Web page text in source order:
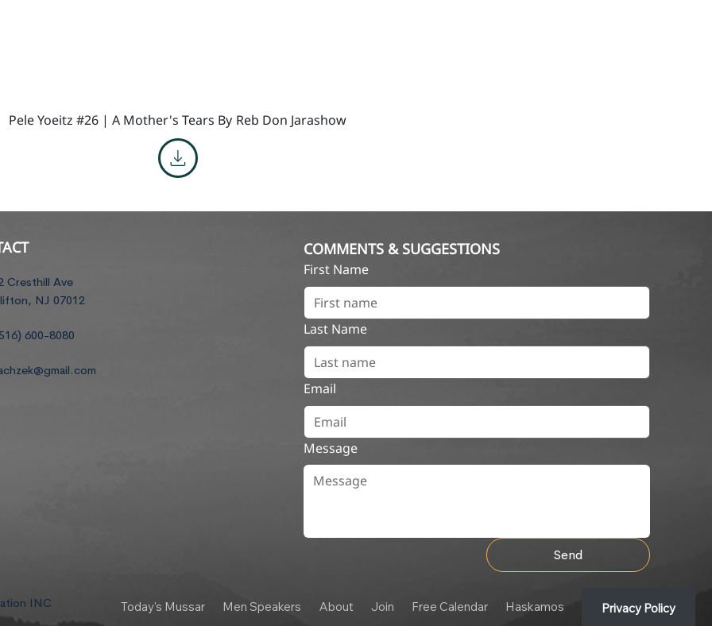
Pele Yoeitz #26 | A Mother's Tears By Reb Don Jarashow
Cresthill Ave
NJ 07012
600-8080
COMMENTS & SUGGESTIONS
First Name
Last Name
Email
Message
Send
INC Today's Mussar Men Speakers About Join Free Calendar Haskamos Privacy Policy